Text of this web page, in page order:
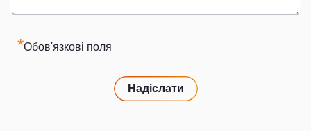
*Обов'язкові поля
Надіслати